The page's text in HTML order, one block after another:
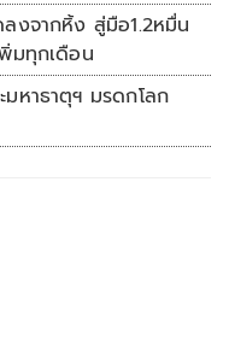
ลงจากหิ้ง สู่มือ1.2หมื่น
มทุกเดือน
หาธาตุฯ มรดกโลก